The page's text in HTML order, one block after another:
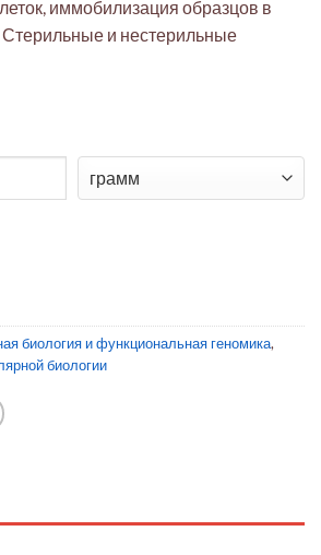
иммобилизация образцов в
Стерильные и нестерильные
биология и функциональная геномика,
биологии